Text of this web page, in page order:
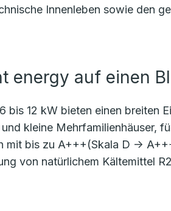
Innenleben sowie den
energy auf einen
12 kW bieten einen breiten
kleine Mehrfamilienhäuser,
mit bis zu A+++(Skala D ->
von natürlichem Kältemittel